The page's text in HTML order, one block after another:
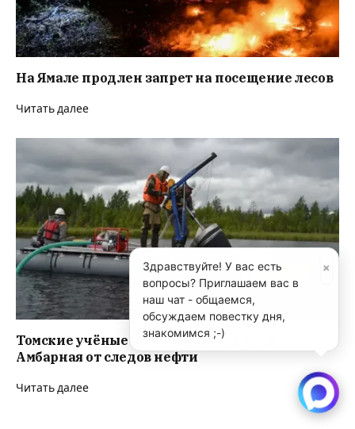
На Ямале продлен запрет на посещение лесов
Читать далее
Томские учёные очистили часть реки
Амбарная от следов нефти
Читать далее
×
Здравствуйте! У вас есть
вопросы? Приглашаем вас в
наш чат - общаемся,
обсуждаем повестку дня,
знакомимся ;-)